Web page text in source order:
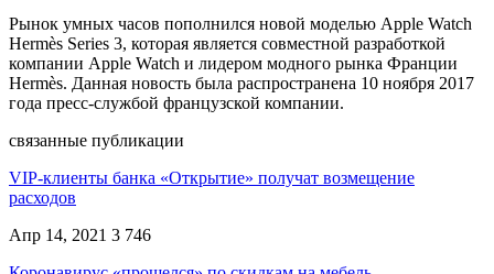
Рынок умных часов пополнился новой моделью Apple Watch
Hermès Series 3, которая является совместной разработкой
компании Apple Watch и лидером модного рынка Франции
Hermès. Данная новость была распространена 10 ноября 2017
года пресс-службой французской компании.
связанные публикации
VIP-клиенты банка «Открытие» получат возмещение
расходов
Апр 14, 2021 3 746